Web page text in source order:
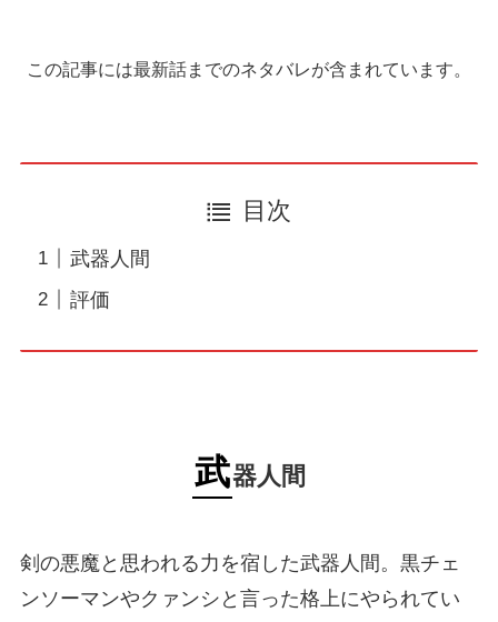
この記事には最新話までのネタバレが含まれています。
目次
武器人間
評価
武器人間
剣の悪魔と思われる力を宿した武器人間。黒チェ
ンソーマンやクァンシと言った格上にやられてい